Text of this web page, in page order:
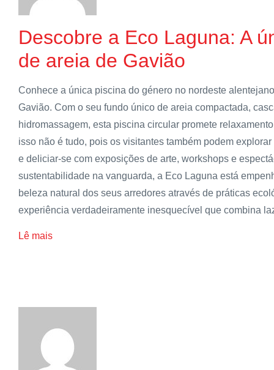
Descobre a Eco Laguna: A
de areia de Gavião
Conhece a única piscina do género no nordeste
Gavião. Com o seu fundo único de areia compactada,
hidromassagem, esta piscina circular promete
isso não é tudo, pois os visitantes também podem
e deliciar-se com exposições de arte, workshops e
sustentabilidade na vanguarda, a Eco Laguna está
beleza natural dos seus arredores através de práticas
experiência verdadeiramente inesquecível que combina
Lê mais